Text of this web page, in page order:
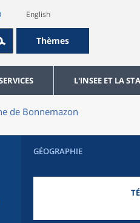
English
Thèmes
L'INSEE ET LA
de Bonnemazon
GÉOGRAPHIE